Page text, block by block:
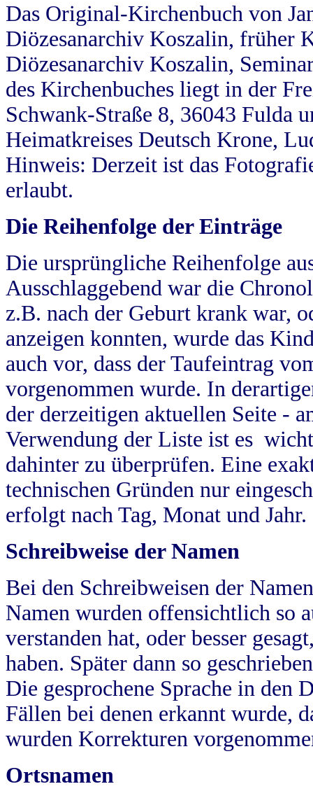
Das Original-Kirchenbuch von
Diözesanarchiv Koszalin, früher
Diözesanarchiv Koszalin,
des Kirchenbuches liegt in der
Schwank-Straße 8, 36043 Fulda
Heimatkreises Deutsch Krone,
Hinweis: Derzeit ist das
erlaubt.
Die Reihenfolge der Einträge
Die ursprüngliche Reihenfolge
Ausschlaggebend war die
z.B. nach der Geburt krank war,
anzeigen konnten, wurde das
auch vor, dass der Taufeintrag
vorgenommen wurde. In
der derzeitigen aktuellen Seite -
Verwendung der Liste ist es
dahinter zu überprüfen. Eine
technischen Gründen nur
erfolgt nach Tag, Monat und Jahr.
Schreibweise der Namen
Bei den Schreibweisen der
Namen wurden offensichtlich so
verstanden hat, oder besser
haben. Später dann so
Die gesprochene Sprache in
Fällen bei denen erkannt wurde,
wurden Korrekturen
Ortsnamen